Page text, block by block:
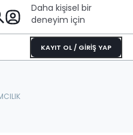
Daha kişisel bir
deneyim için
KAYIT OL / GİRİŞ YAP